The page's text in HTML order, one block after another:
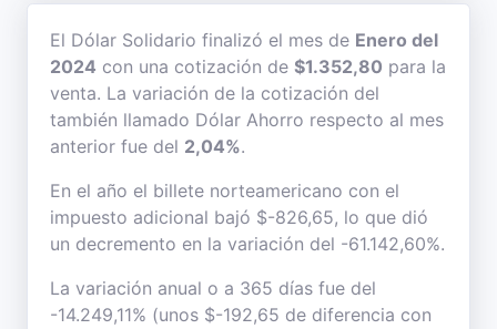
El Dólar Solidario finalizó el mes de Enero del
2024 con una cotización de $1.352,80 para la
venta. La variación de la cotización del
también llamado Dólar Ahorro respecto al mes
anterior fue del 2,04%.
En el año el billete norteamericano con el
impuesto adicional bajó $-826,65, lo que dió
un decremento en la variación del -61.142,60%.
La variación anual o a 365 días fue del
-14.249,11% (unos $-192,65 de diferencia con